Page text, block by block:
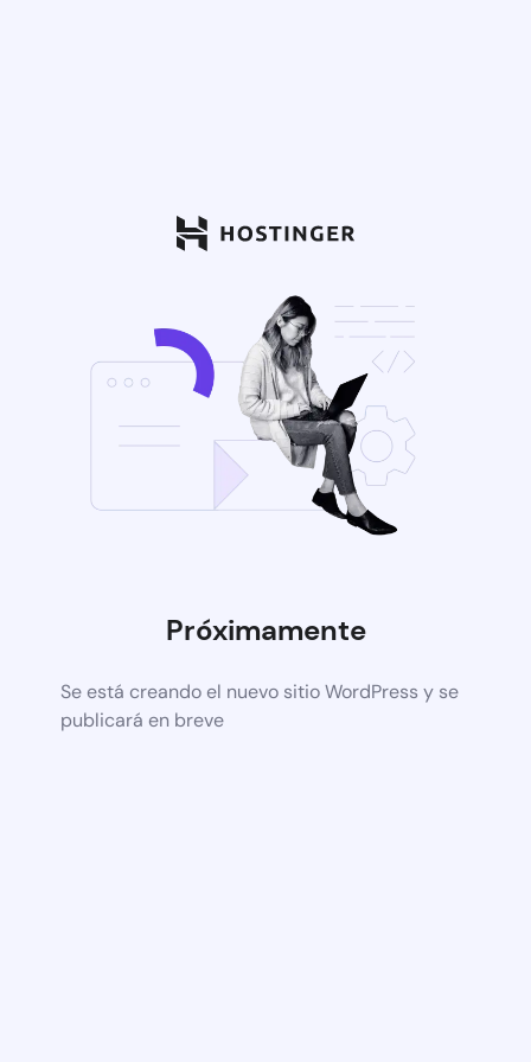
Próximamente
Se está creando el nuevo sitio WordPress y se
publicará en breve